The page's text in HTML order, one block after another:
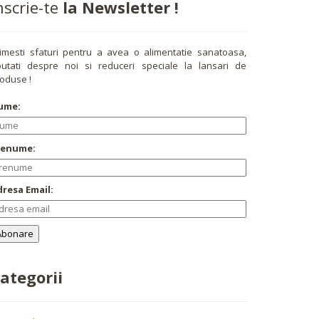
te la Newsletter !
sfaturi pentru a avea o alimentatie sanatoasa,
despre noi si reduceri speciale la lansari de
!
Email: